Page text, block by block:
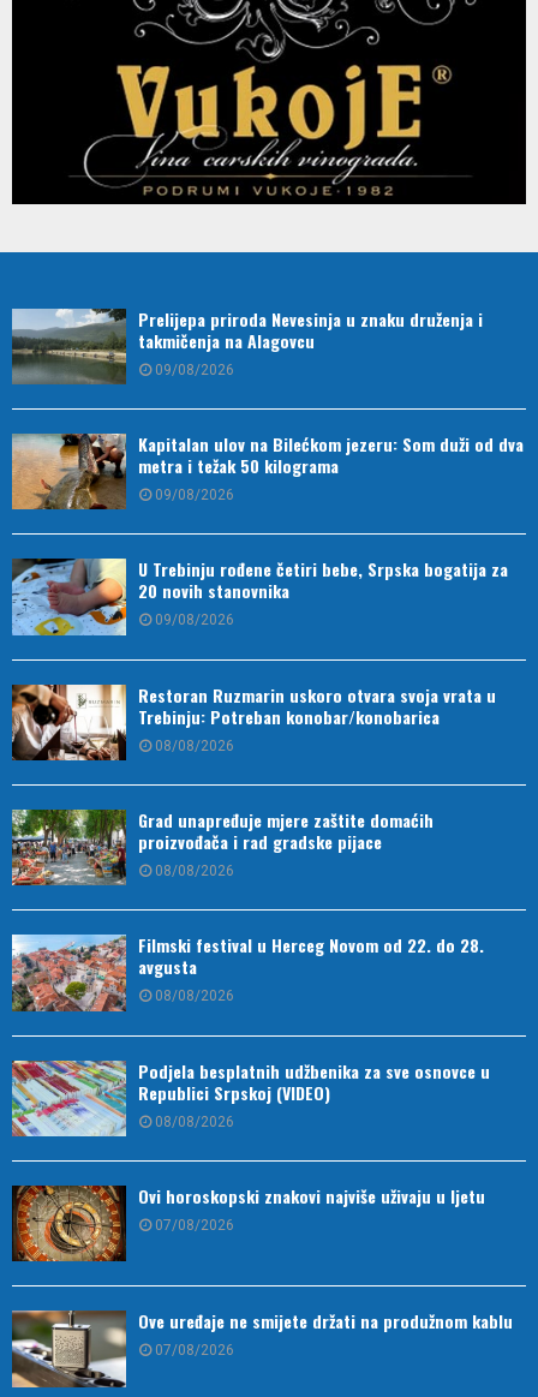
Prelijepa priroda Nevesinja u znaku druženja i
takmičenja na Alagovcu
09/08/2026
Kapitalan ulov na Bilećkom jezeru: Som duži od dva
metra i težak 50 kilograma
09/08/2026
U Trebinju rođene četiri bebe, Srpska bogatija za
20 novih stanovnika
09/08/2026
Restoran Ruzmarin uskoro otvara svoja vrata u
Trebinju: Potreban konobar/konobarica
08/08/2026
Grad unapređuje mjere zaštite domaćih
proizvođača i rad gradske pijace
08/08/2026
Filmski festival u Herceg Novom od 22. do 28.
avgusta
08/08/2026
Podjela besplatnih udžbenika za sve osnovce u
Republici Srpskoj (VIDEO)
08/08/2026
Ovi horoskopski znakovi najviše uživaju u ljetu
07/08/2026
Ove uređaje ne smijete držati na produžnom kablu
07/08/2026